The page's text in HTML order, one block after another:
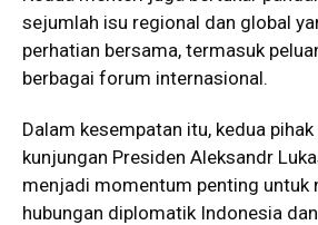
sejumlah isu regional dan global
perhatian bersama, termasuk
berbagai forum internasional.
Dalam kesempatan itu, kedua
kunjungan Presiden Aleksandr
menjadi momentum penting untuk
hubungan diplomatik Indonesia